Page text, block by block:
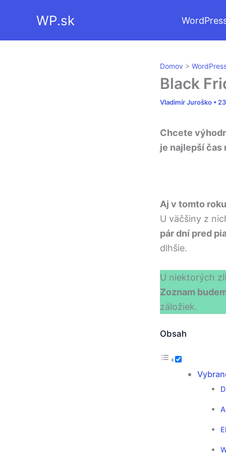
WP.sk
Domov >
Black
Vladimír Juroško •
Chcete
je najlepší čas
Aj v tomto roku
U väčšiny z
pár dní pred
dlhšie.
U niektorých
Zoznam
záložiek.
Obsah